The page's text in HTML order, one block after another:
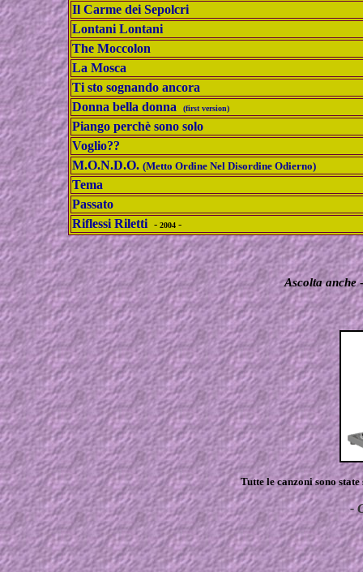
Il Carme dei Sepolcri
Lontani Lontani
The Moccolon
La Mosca
Ti sto sognando ancora
Donna bella donna
(first version)
Piango perchè sono solo
Voglio??
M.O.N.D.O. (Metto Ordine Nel Disordine Odierno)
Tema
Passato
Riflessi Riletti - 2004-
Ascolta anche
Tutte le canzoni sono
-